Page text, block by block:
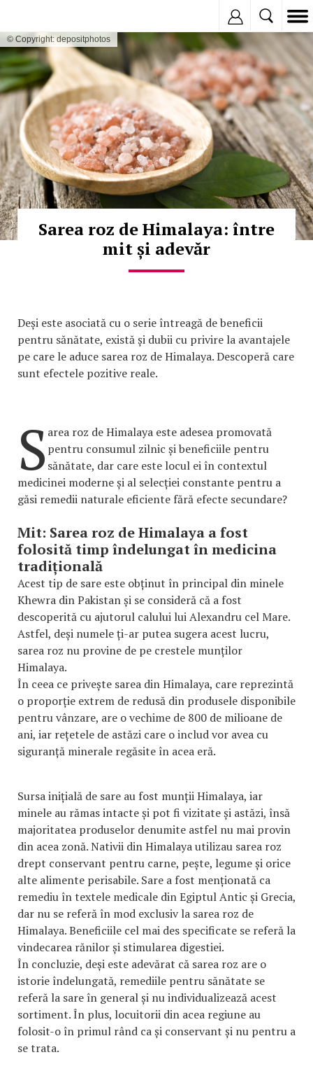
© Copyright: depositphotos
Sarea roz de Himalaya: între
mit și adevăr
Deși este asociată cu o serie întreagă de beneficii
pentru sănătate, există și dubii cu privire la avantajele
pe care le aduce sarea roz de Himalaya. Descoperă care
sunt efectele pozitive reale.
S area roz de Himalaya este adesea promovată
pentru consumul zilnic și beneficiile pentru
sănătate, dar care este locul ei în contextul
medicinei moderne și al selecției constante pentru a
găsi remedii naturale eficiente fără efecte secundare?
Mit: Sarea roz de Himalaya a fost
folosită timp îndelungat în medicina
tradițională
Acest tip de sare este obținut în principal din minele
Khewra din Pakistan și se consideră că a fost
descoperită cu ajutorul calului lui Alexandru cel Mare.
Astfel, deși numele ți-ar putea sugera acest lucru,
sarea roz nu provine de pe crestele munților
Himalaya.
În ceea ce privește sarea din Himalaya, care reprezintă
o proporție extrem de redusă din produsele disponibile
pentru vânzare, are o vechime de 800 de milioane de
ani, iar rețetele de astăzi care o includ vor avea cu
siguranță minerale regăsite în acea eră.
Sursa inițială de sare au fost munții Himalaya, iar
minele au rămas intacte și pot fi vizitate și astăzi, însă
majoritatea produselor denumite astfel nu mai provin
din acea zonă. Nativii din Himalaya utilizau sarea roz
drept conservant pentru carne, pește, legume și orice
alte alimente perisabile. Sare a fost menționată ca
remediu în textele medicale din Egiptul Antic și Grecia,
dar nu se referă în mod exclusiv la sarea roz de
Himalaya. Beneficiile cel mai des specificate se referă la
vindecarea rănilor și stimularea digestiei.
În concluzie, deși este adevărat că sarea roz are o
istorie îndelungată, remediile pentru sănătate se
referă la sare în general și nu individualizează acest
sortiment. În plus, locuitorii din acea regiune au
folosit-o în primul rând ca și conservant și nu pentru a
se trata.